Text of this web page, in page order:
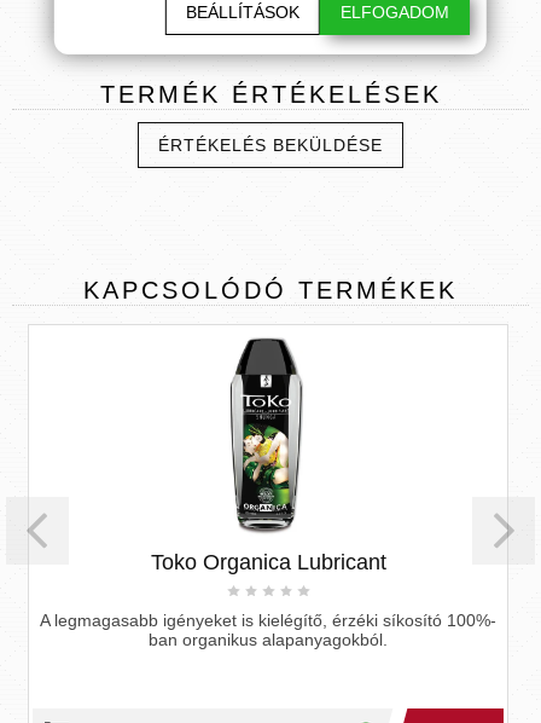
TERMÉK ÉRTÉKELÉSEK
ÉRTÉKELÉS BEKÜLDÉSE
KAPCSOLÓDÓ TERMÉKEK
Organica Lubricant
igényeket is kielégítő, érzéki síkosító 100%-
organikus alapanyagokból.
Orgie All
BEÁLLÍTÁSOK ELFOGADOM